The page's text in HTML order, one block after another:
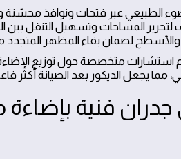
عبر فتحات ونوافذ محسّنة
لتحرير المساحات وتسهيل التنقل بين
لضمان بقاء المظهر المتجدد
استشارات متخصصة حول توزيع الإضاءة،
مما يجعل الديكور بعد الصيانة أكثر